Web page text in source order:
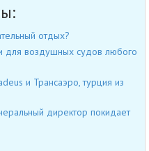
отдых?
для воздушных судов любого
и Трансаэро, турция из
директор покидает